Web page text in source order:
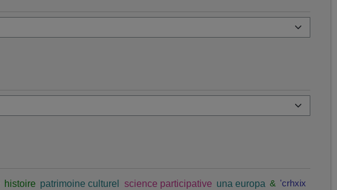
histoire patrimoine culturel science participative una europa & 'crhxix